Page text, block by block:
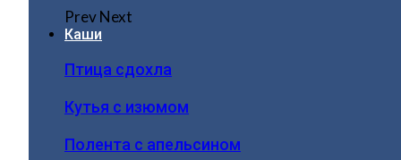
PrevNext
Каши
Птица сдохла
Кутья с изюмом
Полента с апельсином